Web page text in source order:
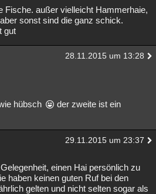
Fische. außer vielleicht Hammerhaie,
sonst sind die ganz schick.
gut
28.11.2015 um 13:28
hübsch
der zweite ist ein
29.11.2015 um 23:37
einen Hai persönlich zu
haben keinen guten Ruf bei den
gelten und nicht selten sogar als